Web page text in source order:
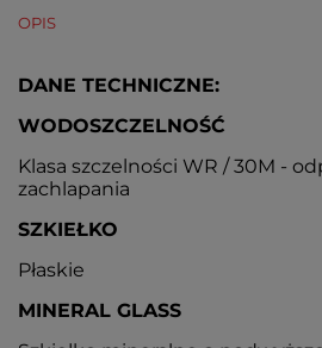
OPIS
DANE TECHNICZNE:
WODOSZCZELNOŚĆ
Klasa szczelności WR / 30M -
zachlapania
SZKIEŁKO
Płaskie
MINERAL GLASS